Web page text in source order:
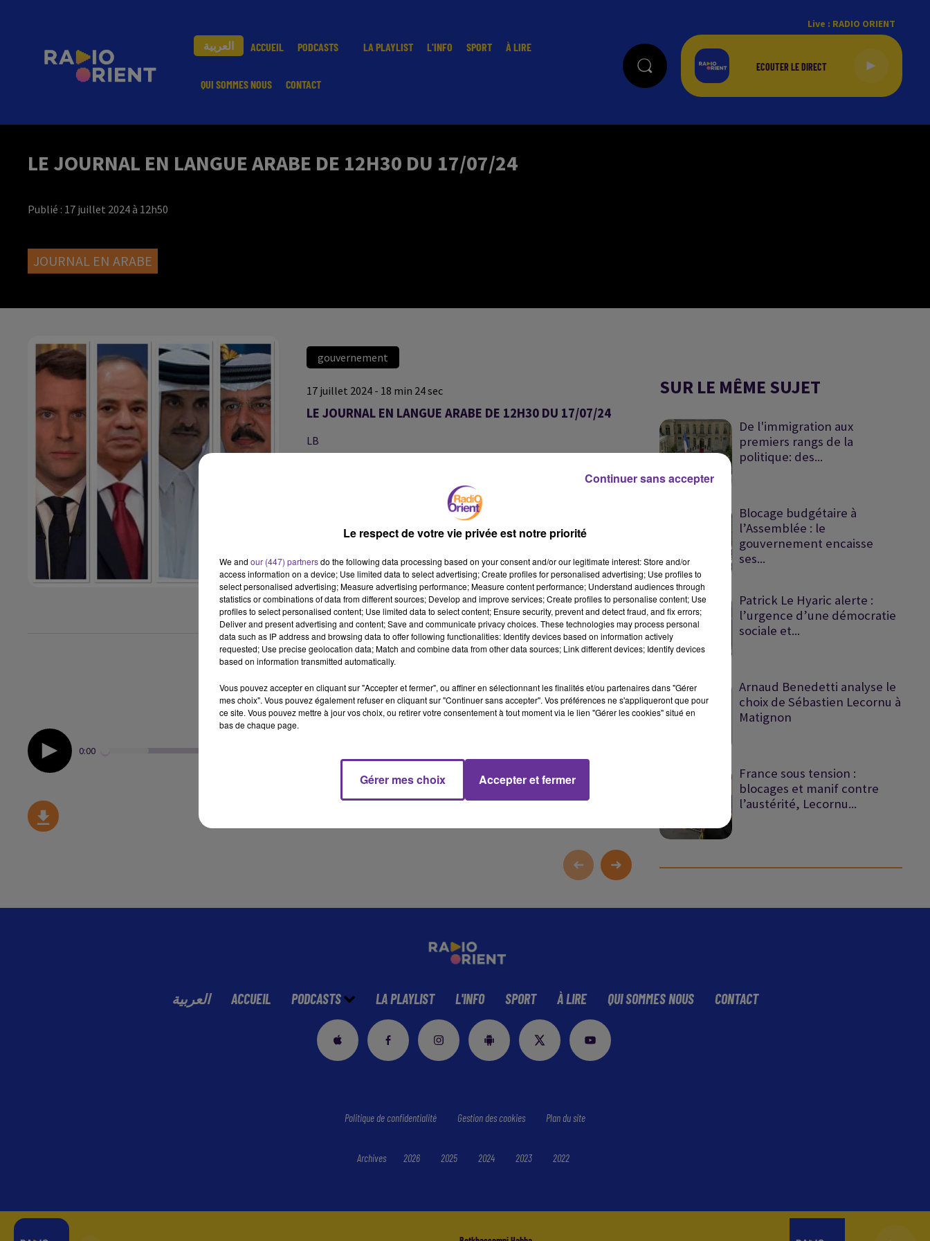
العربية ACCUEIL PODCASTS LA PLAYLIST L'INFO SPORT À LIRE
QUI SOMMES NOUS CONTACT
Live : RADIO ORIENT
LE JOURNAL EN LANGUE ARABE DE 12H30 DU 17/07/24
Publié : 17 juillet 2024 à 12h50
JOURNAL EN ARABE
gouvernement
17 juillet 2024 - 18 min 24 sec
LE JOURNAL EN LANGUE ARABE DE 12H30 DU 17/07/24
LB
الحكومة الفرنسية تصرف اعمالها اعتبارا من اليوم بعد قبول رئيس البلاد
الرئيس الفرنسي بحث الاوضاع في فلسطين المحتلة وعلى الحدود مع
العاصمة الليبية تستضيف اليوم منتدى الهجرة عبر المتوسط بمشاركة
تونس
منظمة الهجرة الدولية تقول ان ٢٠ ٪؜ من سكان السودان نزحوا داخلياً او
عبر الحدود منذ بدء الحرب ربيع العام الماضي
روسيا تعتبر انضمام اوكرانيا الى الناتو بمثابة اعلان حرب على موسكو
في النشرة ايضاً المحطة الرياضية المتنوعة كما عودنا عليها عبد السلام
0:00
SUR LE MÊME SUJET
De l'immigration aux
premiers rangs de la
politique: des...
Blocage budgétaire à
l’Assemblée : le
gouvernement encaisse
ses...
Patrick Le Hyaric alerte :
l’urgence d’une démocratie
sociale et...
Arnaud Benedetti analyse le
choix de Sébastien Lecornu à
Matignon
France sous tension :
blocages et manif contre
l’austérité, Lecornu...
العربية ACCUEIL PODCASTS LA PLAYLIST L'INFO SPORT À LIRE QUI SOMMES NOUS CONTACT
Politique de confidentialité Gestion des cookies Plan du site
Archives 2026 2025 2024 2023 2022
Le respect de votre vie privée est notre priorité
We and our (447) partnersdo the following data processing based on your consent and/or our legitimate interest: Store and/or
access information on a device; Use limited data to select advertising; Create profiles for personalised advertising; Use profiles to
select personalised advertising; Measure advertising performance; Measure content performance; Understand audiences through
statistics or combinations of data from different sources; Develop and improve services; Create profiles to personalise content; Use
profiles to select personalised content; Use limited data to select content; Ensure security, prevent and detect fraud, and fix errors;
Deliver and present advertising and content; Save and communicate privacy choices. These technologies may process personal
data such as IP address and browsing data to offer following functionalities: Identify devices based on information actively
requested; Use precise geolocation data; Match and combine data from other data sources; Link different devices; Identify devices
based on information transmitted automatically.
Vous pouvez accepter en cliquant sur "Accepter et fermer", ou affiner en sélectionnant les finalités et/ou partenaires dans "Gérer
mes choix". Vous pouvez également refuser en cliquant sur "Continuer sans accepter". Vos préférences ne s'appliqueront que pour
ce site. Vous pouvez mettre à jour vos choix, ou retirer votre consentement à tout moment via le lien "Gérer les cookies" situé en
bas de chaque page.
Gérer mes choix Accepter et fermer
Continuer sans accepter